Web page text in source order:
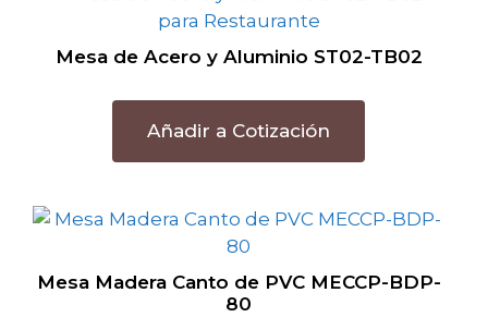
Mesa de Acero y Aluminio ST02-TB02
Añadir a Cotización
Mesa Madera Canto de PVC MECCP-BDP-
80